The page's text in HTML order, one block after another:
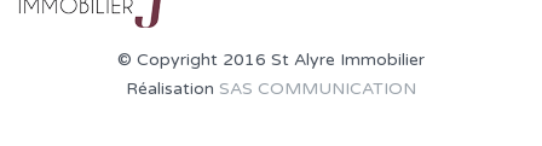
© Copyright 2016 St Alyre Immobilier
Réalisation SAS COMMUNICATION